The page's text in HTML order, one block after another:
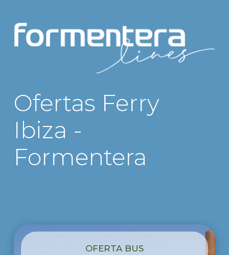
Ofertas Ferry
Ibiza -
Formentera
OFERTA BUS